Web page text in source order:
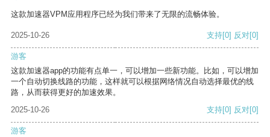
这款加速器VPM应用程序已经为我们带来了无限的流畅体验。
2025-10-26 支持[0] 反对[0]
游客
这款加速器app的功能有点单一，可以增加一些新功能。比如，可以增加
一个自动切换线路的功能，这样就可以根据网络情况自动选择最优的线
路，从而获得更好的加速效果。
2025-10-26
支持[0] 反对[0]
游客